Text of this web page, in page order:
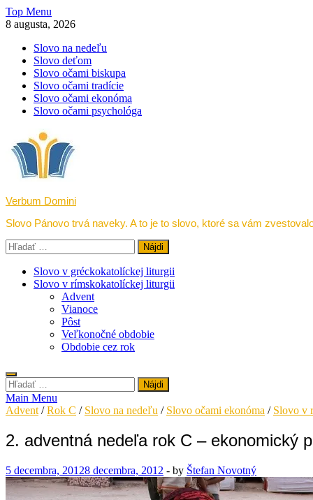
Skip
to
Top Menu
8 augusta, 2026
Slovo na nedeľu
Slovo deťom
Slovo očami biskupa
Slovo očami tradície
Slovo očami ekonóma
Slovo očami psychológa
Verbum Domini
Slovo Pánovo trvá naveky. A to je to slovo, ktoré sa vám
Hľadať:
Slovo v gréckokatolíckej liturgii
Slovo v rímskokatolíckej liturgii
Advent
Vianoce
Pôst
Veľkonočné obdobie
Obdobie cez rok
Hľadať:
Main Menu
Advent /Rok C / Slovo na nedeľu / Slovo očami ekonóma / Slovo v
2. adventná nedeľa rok C – ekonomický
5 decembra, 20128 decembra, 2012 - by Štefan Novotný